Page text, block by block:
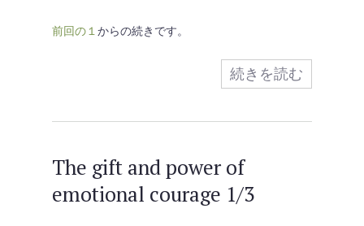
前回の１ からの続きです。
続きを読む
The gift and power of
emotional courage 1/3